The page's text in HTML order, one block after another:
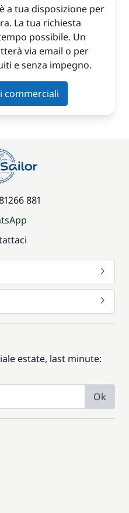
a tua disposizione per
La tua richiesta
possibile. Un
via email o per
e senza impegno.
commerciali
881
estate, last minute:
Ok